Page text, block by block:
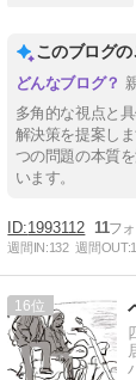
このブログ
多角的な視点と
解決策を提案し
つの問題の本質
います。
1993112 11
週間IN:132 週間OUT:
16